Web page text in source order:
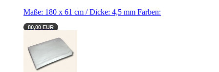
Maße: 180 x 61 cm / Dicke: 4,5 mm Farben:
80,00 EUR